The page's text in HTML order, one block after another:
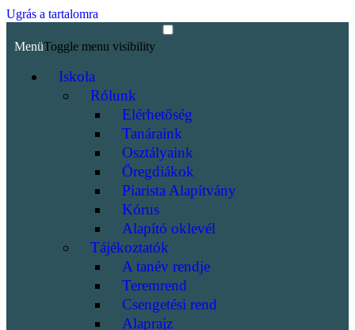
Ugrás a tartalomra
MenüToggle menu visibility
Iskola
Rólunk
Elérhetőség
Tanáraink
Osztályaink
Öregdiákok
Piarista Alapítvány
Kórus
Alapító oklevél
Tájékoztatók
A tanév rendje
Teremrend
Csengetési rend
Alaprajz